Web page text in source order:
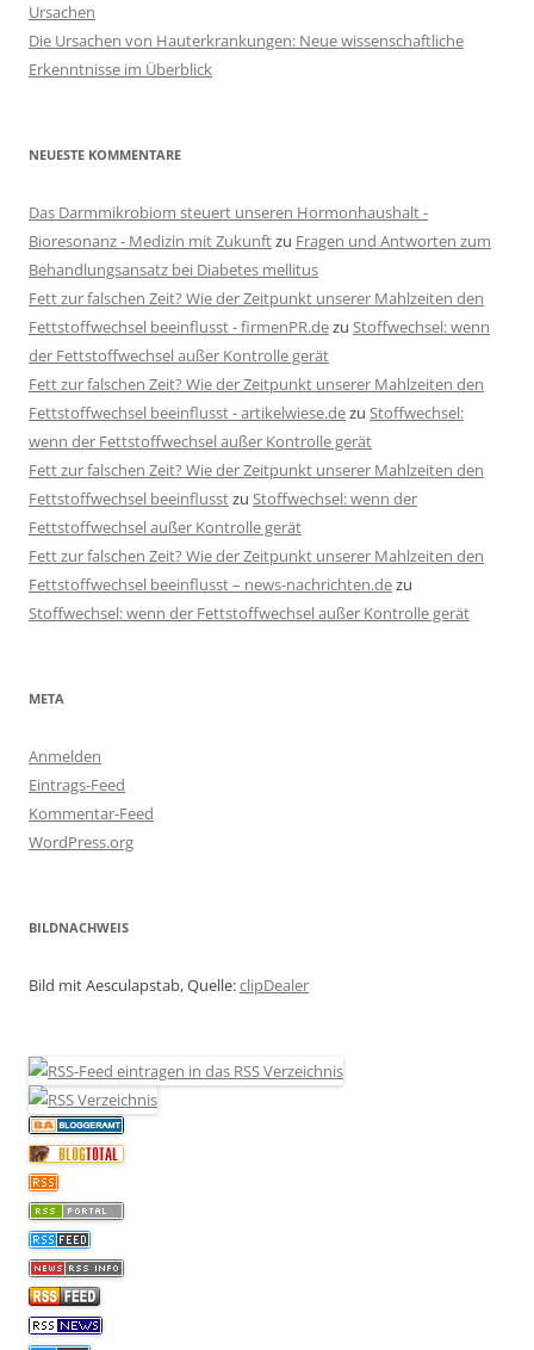
Ursachen
Die Ursachen von Hauterkrankungen: Neue wissenschaftliche
Erkenntnisse im Überblick
NEUESTE KOMMENTARE
Das Darmmikrobiom steuert unseren Hormonhaushalt -
Bioresonanz - Medizin mit Zukunftzu Fragen und Antworten zum
Behandlungsansatz bei Diabetes mellitus
Fett zur falschen Zeit? Wie der Zeitpunkt unserer Mahlzeiten den
Fettstoffwechsel beeinflusst - firmenPR.dezu Stoffwechsel: wenn
der Fettstoffwechsel außer Kontrolle gerät
Fett zur falschen Zeit? Wie der Zeitpunkt unserer Mahlzeiten den
Fettstoffwechsel beeinflusst - artikelwiese.dezu Stoffwechsel:
wenn der Fettstoffwechsel außer Kontrolle gerät
Fett zur falschen Zeit? Wie der Zeitpunkt unserer Mahlzeiten den
Fettstoffwechsel beeinflusstzu Stoffwechsel: wenn der
Fettstoffwechsel außer Kontrolle gerät
Fett zur falschen Zeit? Wie der Zeitpunkt unserer Mahlzeiten den
Fettstoffwechsel beeinflusst – news-nachrichten.dezu
Stoffwechsel: wenn der Fettstoffwechsel außer Kontrolle gerät
META
Anmelden
Eintrags-Feed
Kommentar-Feed
WordPress.org
BILDNACHWEIS
Bild mit Aesculapstab, Quelle:clipDealer